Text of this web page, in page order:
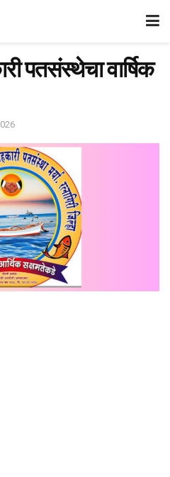
पतसंस्थेचा वार्षिक